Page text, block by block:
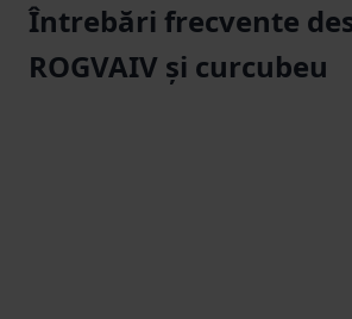
Întrebări frecvente
ROGVAIV și curcubeu